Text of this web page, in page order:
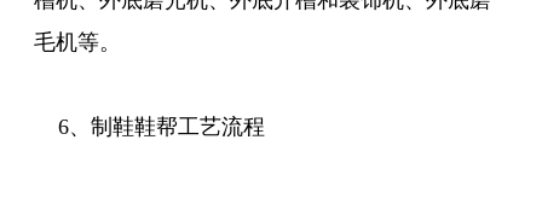
毛机等。
6、制鞋鞋帮工艺流程